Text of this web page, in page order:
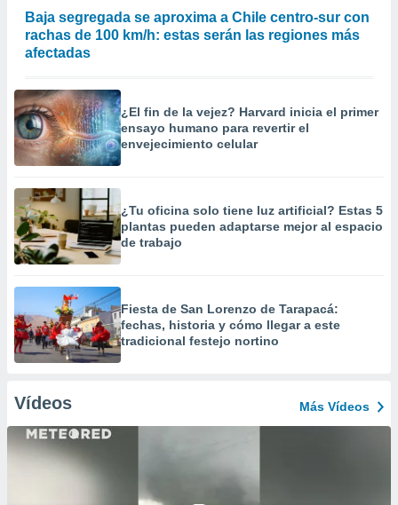
Baja segregada se aproxima a Chile centro-sur con
rachas de 100 km/h: estas serán las regiones más
afectadas
¿El fin de la vejez? Harvard inicia el primer
ensayo humano para revertir el
envejecimiento celular
¿Tu oficina solo tiene luz artificial? Estas 5
plantas pueden adaptarse mejor al espacio
de trabajo
Fiesta de San Lorenzo de Tarapacá:
fechas, historia y cómo llegar a este
tradicional festejo nortino
Vídeos Más Vídeos